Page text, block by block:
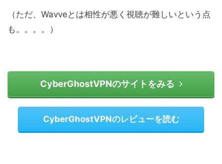
（ただ、Wavveとは相性が悪く視聴が難しいという点
も。。。。）
CyberGhostVPNのサイトをみる
CyberGhostVPNのレビューを読む